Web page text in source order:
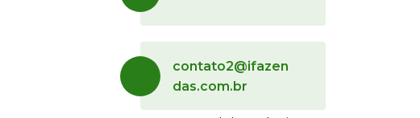
contato2@ifazen
das.com.br